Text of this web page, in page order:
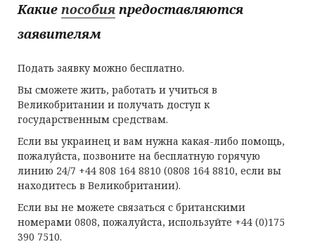
Какие пособия предоставляются
заявителям
Подать заявку можно бесплатно.
Вы сможете жить, работать и учиться в
Великобритании и получать доступ к
государственным средствам.
Если вы украинец и вам нужна какая-либо помощь,
пожалуйста, позвоните на бесплатную горячую
линию 24/7 +44 808 164 8810 (0808 164 8810, если вы
находитесь в Великобритании).
Если вы не можете связаться с британскими
номерами 0808, пожалуйста, используйте +44 (0)175
390 7510.